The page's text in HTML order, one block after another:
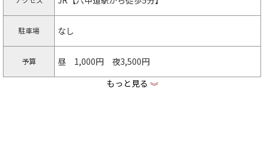
駐車場 なし
予算 昼 1,000円 夜3,500円
もっと見る 《